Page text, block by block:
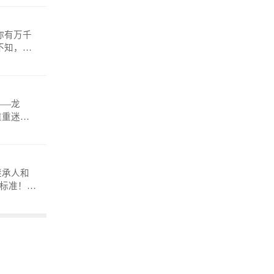
龙
迷
人和